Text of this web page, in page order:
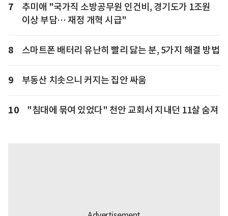
7
추미애 "국가직 소방공무원 인건비, 경기도가 1조원
이상 부담… 재정 개혁 시급"
8 스마트폰 배터리 유난히 빨리 닳는 분, 5가지 해결 방법
9 부동산 치솟으니 커지는 집안 싸움
10 "침대에 묶여 있었다" 천안 교회서 지내던 11살 숨져